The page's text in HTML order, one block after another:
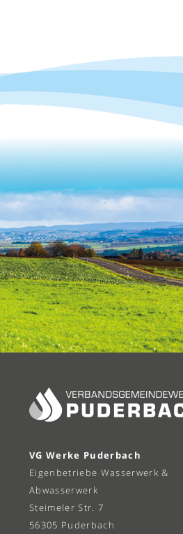
VG Werke Puderbach
Eigenbetriebe Wasserwerk &
Abwasserwerk
Steimeler Str. 7
56305 Puderbach